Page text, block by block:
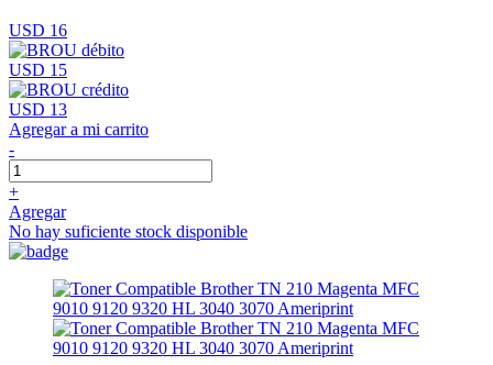
USD 16
USD 15
USD 13
Agregar a mi carrito
-
+
Agregar
No hay suficiente stock disponible